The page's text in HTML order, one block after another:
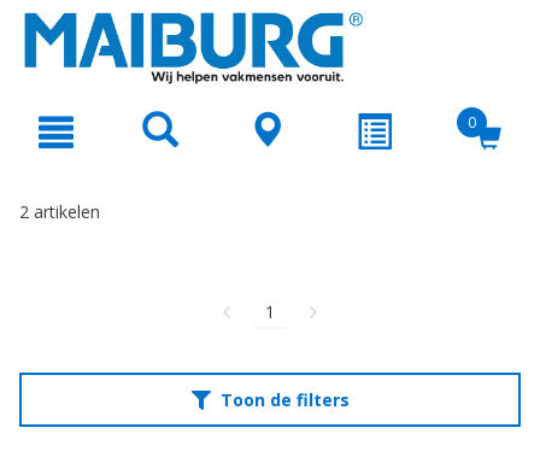
text.skipToNavigation
0
2 artikelen
1
Toon de filters